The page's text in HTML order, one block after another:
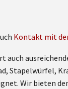
Kontakt mit
auch
Stapelwürfel,
Wir bieten